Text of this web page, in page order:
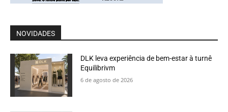
NOVIDADES
DLK leva experiência de bem-estar à turnê
Equilibrivm
6 de agosto de 2026